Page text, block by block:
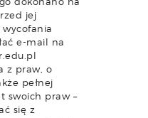
jej
e-mail na
z praw, o
pełnej
swoich praw –
się z